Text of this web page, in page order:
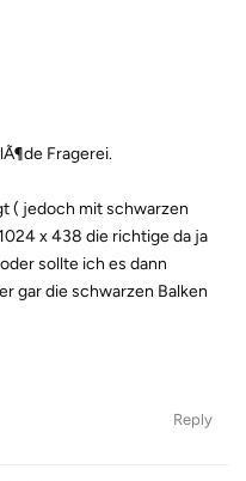
Fragerei.
( jedoch mit schwarzen
x 438 die richtige da ja
sollte ich es dann
gar die schwarzen Balken
Reply